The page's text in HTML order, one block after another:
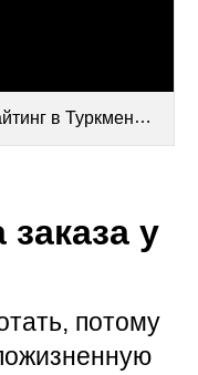
в Туркменистане
у
потому